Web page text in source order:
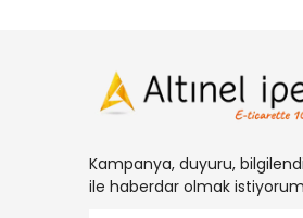
Kampanya, duyuru,
ile haberdar olmak